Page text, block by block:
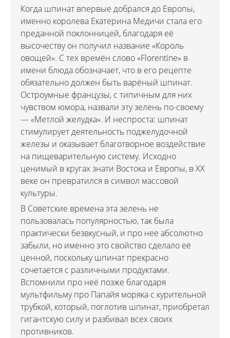
Когда шпинат впервые добрался до Европы,
именно королева Екатерина Медичи стала его
преданной поклонницей, благодаря её
высочеству он получил название «Король
овощей». С тех времён слово «Florentine» в
имени блюда обозначает, что в его рецепте
обязательно должен быть варёный шпинат.
Остроумные французы, с типичным для них
чувством юмора, назвали эту зелень по-своему
— «Метлой желудка». И неспроста: шпинат
стимулирует деятельность поджелудочной
железы и оказывает благотворное воздействие
на пищеварительную систему. Исходно
ценимый в кругах знати Востока и Европы, в XX
веке он превратился в символ массовой
культуры.
В Советские времена эта зелень не
пользовалась популярностью, так была
практически безвкусный, и про нее абсолютно
забыли, но именно это свойство сделало её
ценной, поскольку шпинат прекрасно
сочетается с различными продуктами.
Вспомнили про неё позже благодаря
мультфильму про Папайя моряка с курительной
трубкой, который, поглотив шпинат, приобретал
гигантскую силу и разбивал всех своих
противников.